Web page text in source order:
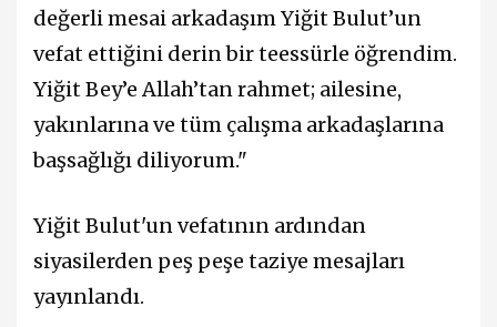
değerli mesai arkadaşım Yiğit Bulut’un
vefat ettiğini derin bir teessürle öğrendim.
Yiğit Bey’e Allah’tan rahmet; ailesine,
yakınlarına ve tüm çalışma arkadaşlarına
başsağlığı diliyorum."
Yiğit Bulut'un vefatının ardından
siyasilerden peş peşe taziye mesajları
yayınlandı.